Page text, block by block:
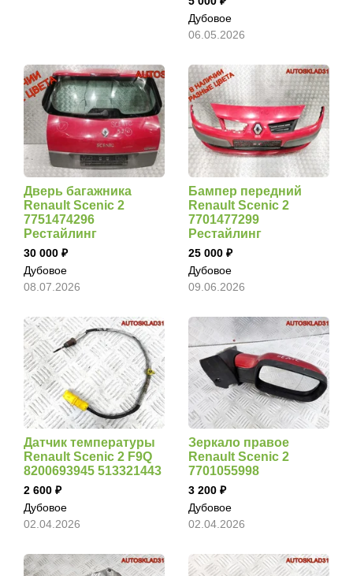
Дубовое
06.05.2026
Дверь багажника
Renault Scenic 2
7751474296
Рестайлинг
30 000
Дубовое
08.07.2026
Бампер передний
Renault Scenic 2
7701477299
Рестайлинг
25 000
Дубовое
09.06.2026
Датчик температуры
Renault Scenic 2 F9Q
8200693945 513321443
2 600
Дубовое
02.04.2026
Зеркало правое
Renault Scenic 2
7701055998
3 200
Дубовое
02.04.2026